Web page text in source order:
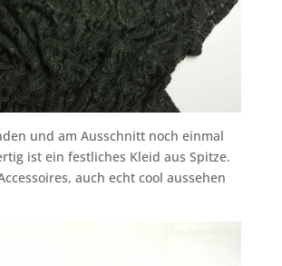
und am Ausschnitt noch einmal
ist ein festliches Kleid aus Spitze.
auch echt cool aussehen